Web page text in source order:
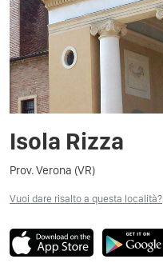
Isola Rizza
Prov. Verona (VR)
Vuoi dare risalto a questa località?